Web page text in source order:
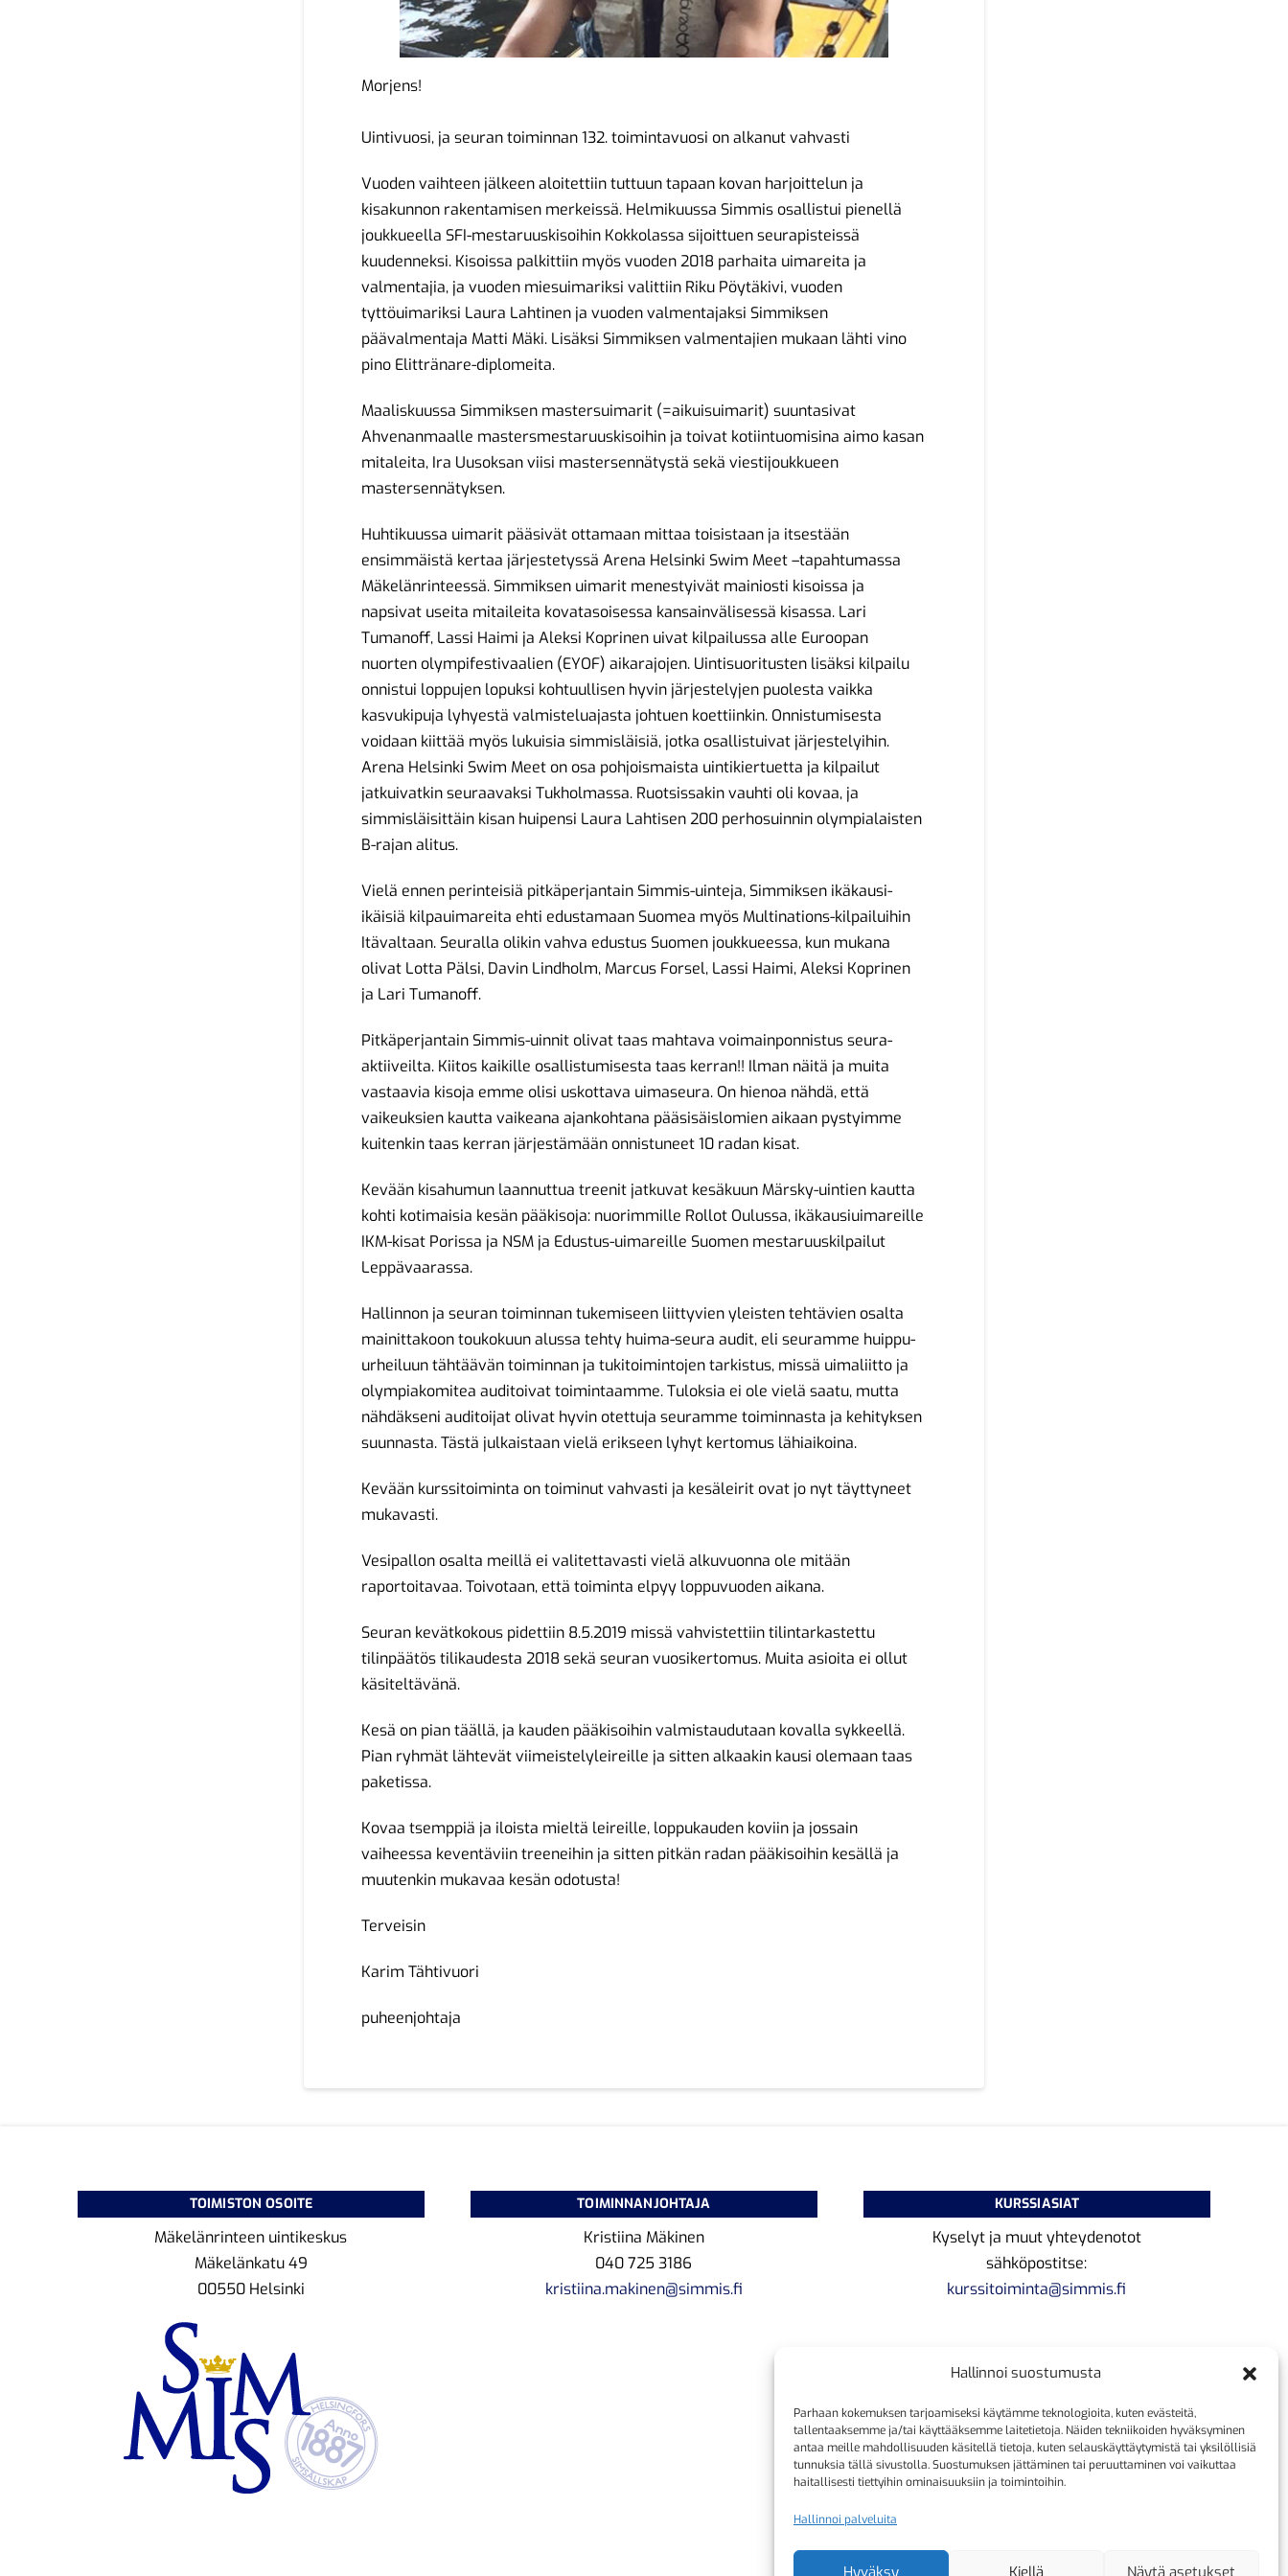
Hallinnoi suostumusta
Parhaan kokemuksen tarjoamiseksi käytämme teknologioita, kuten evästeitä,
tallentaaksemme ja/tai käyttääksemme laitetietoja. Näiden tekniikoiden hyväksyminen
antaa meille mahdollisuuden käsitellä tietoja, kuten selauskäyttäytymistä tai yksilöllisiä
tunnuksia tällä sivustolla. Suostumuksen jättäminen tai peruuttaminen voi vaikuttaa
haitallisesti tiettyihin ominaisuuksiin ja toimintoihin.
Hallinnoi palveluita
Hyväksy Kiellä Näytä asetukset
Morjens!
Uintivuosi, ja seuran toiminnan 132. toimintavuosi on alkanut vahvasti
Vuoden vaihteen jälkeen aloitettiin tuttuun tapaan kovan harjoittelun ja
kisakunnon rakentamisen merkeissä. Helmikuussa Simmis osallistui pienellä
joukkueella SFI-mestaruuskisoihin Kokkolassa sijoittuen seurapisteissä
kuudenneksi. Kisoissa palkittiin myös vuoden 2018 parhaita uimareita ja
valmentajia, ja vuoden miesuimariksi valittiin Riku Pöytäkivi, vuoden
tyttöuimariksi Laura Lahtinen ja vuoden valmentajaksi Simmiksen
päävalmentaja Matti Mäki. Lisäksi Simmiksen valmentajien mukaan lähti vino
pino Elittränare-diplomeita.
Maaliskuussa Simmiksen mastersuimarit (=aikuisuimarit) suuntasivat
Ahvenanmaalle mastersmestaruuskisoihin ja toivat kotiintuomisina aimo kasan
mitaleita, Ira Uusoksan viisi mastersennätystä sekä viestijoukkueen
mastersennätyksen.
Huhtikuussa uimarit pääsivät ottamaan mittaa toisistaan ja itsestään
ensimmäistä kertaa järjestetyssä Arena Helsinki Swim Meet –tapahtumassa
Mäkelänrinteessä. Simmiksen uimarit menestyivät mainiosti kisoissa ja
napsivat useita mitaileita kovatasoisessa kansainvälisessä kisassa. Lari
Tumanoff, Lassi Haimi ja Aleksi Koprinen uivat kilpailussa alle Euroopan
nuorten olympifestivaalien (EYOF) aikarajojen. Uintisuoritusten lisäksi kilpailu
onnistui loppujen lopuksi kohtuullisen hyvin järjestelyjen puolesta vaikka
kasvukipuja lyhyestä valmisteluajasta johtuen koettiinkin. Onnistumisesta
voidaan kiittää myös lukuisia simmisläisiä, jotka osallistuivat järjestelyihin.
Arena Helsinki Swim Meet on osa pohjoismaista uintikiertuetta ja kilpailut
jatkuivatkin seuraavaksi Tukholmassa. Ruotsissakin vauhti oli kovaa, ja
simmisläisittäin kisan huipensi Laura Lahtisen 200 perhosuinnin olympialaisten
B-rajan alitus.
Vielä ennen perinteisiä pitkäperjantain Simmis-uinteja, Simmiksen ikäkausi-
ikäisiä kilpauimareita ehti edustamaan Suomea myös Multinations-kilpailuihin
Itävaltaan. Seuralla olikin vahva edustus Suomen joukkueessa, kun mukana
olivat Lotta Pälsi, Davin Lindholm, Marcus Forsel, Lassi Haimi, Aleksi Koprinen
ja Lari Tumanoff.
Pitkäperjantain Simmis-uinnit olivat taas mahtava voimainponnistus seura-
aktiiveilta. Kiitos kaikille osallistumisesta taas kerran!! Ilman näitä ja muita
vastaavia kisoja emme olisi uskottava uimaseura. On hienoa nähdä, että
vaikeuksien kautta vaikeana ajankohtana pääsisäislomien aikaan pystyimme
kuitenkin taas kerran järjestämään onnistuneet 10 radan kisat.
Kevään kisahumun laannuttua treenit jatkuvat kesäkuun Märsky-uintien kautta
kohti kotimaisia kesän pääkisoja: nuorimmille Rollot Oulussa, ikäkausiuimareille
IKM-kisat Porissa ja NSM ja Edustus-uimareille Suomen mestaruuskilpailut
Leppävaarassa.
Hallinnon ja seuran toiminnan tukemiseen liittyvien yleisten tehtävien osalta
mainittakoon toukokuun alussa tehty huima-seura audit, eli seuramme huippu-
urheiluun tähtäävän toiminnan ja tukitoimintojen tarkistus, missä uimaliitto ja
olympiakomitea auditoivat toimintaamme. Tuloksia ei ole vielä saatu, mutta
nähdäkseni auditoijat olivat hyvin otettuja seuramme toiminnasta ja kehityksen
suunnasta. Tästä julkaistaan vielä erikseen lyhyt kertomus lähiaikoina.
Kevään kurssitoiminta on toiminut vahvasti ja kesäleirit ovat jo nyt täyttyneet
mukavasti.
Vesipallon osalta meillä ei valitettavasti vielä alkuvuonna ole mitään
raportoitavaa. Toivotaan, että toiminta elpyy loppuvuoden aikana.
Seuran kevätkokous pidettiin 8.5.2019 missä vahvistettiin tilintarkastettu
tilinpäätös tilikaudesta 2018 sekä seuran vuosikertomus. Muita asioita ei ollut
käsiteltävänä.
Kesä on pian täällä, ja kauden pääkisoihin valmistaudutaan kovalla sykkeellä.
Pian ryhmät lähtevät viimeistelyleireille ja sitten alkaakin kausi olemaan taas
paketissa.
Kovaa tsemppiä ja iloista mieltä leireille, loppukauden koviin ja jossain
vaiheessa keventäviin treeneihin ja sitten pitkän radan pääkisoihin kesällä ja
muutenkin mukavaa kesän odotusta!
Terveisin
Karim Tähtivuori
puheenjohtaja
TOIMISTON OSOITE
Mäkelänrinteen uintikeskus
Mäkelänkatu 49
00550 Helsinki
TOIMINNANJOHTAJA
Kristiina Mäkinen
040 725 3186
kristiina.makinen@simmis.fi
KURSSIASIAT
Kyselyt ja muut yhteydenotot
sähköpostitse:
kurssitoiminta@simmis.fi